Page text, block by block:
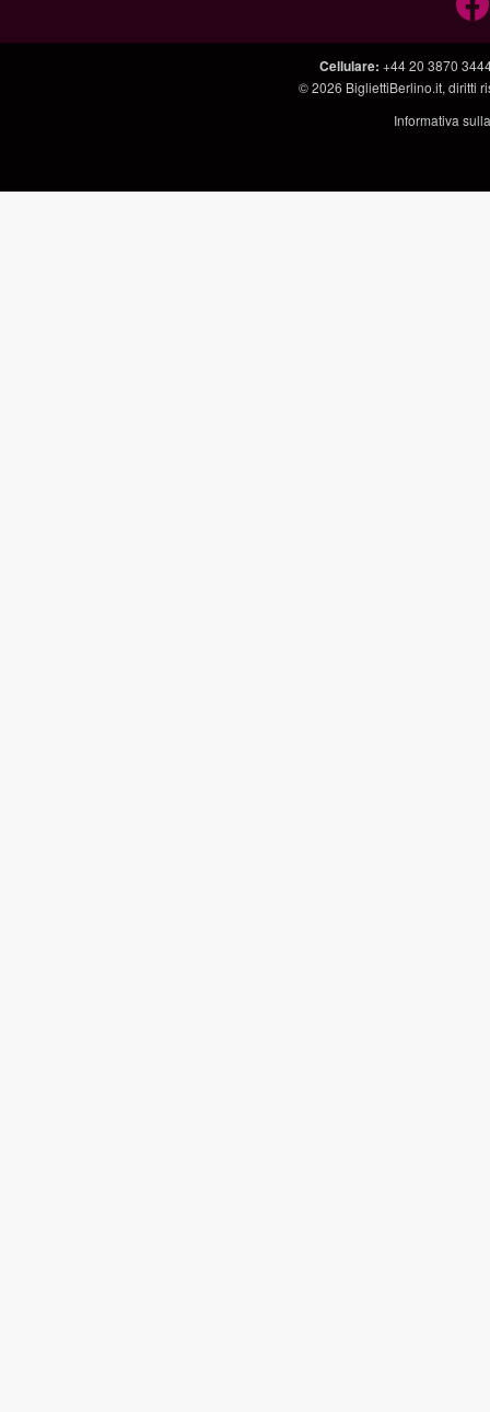
Cellulare: +44 20 3870
© 2026 BigliettiBerlino.it, diritti
Informativa